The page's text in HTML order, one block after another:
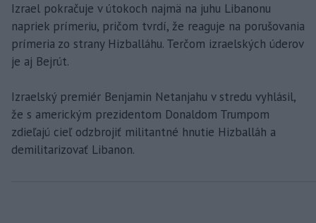
Izrael pokračuje v útokoch najmä na juhu Libanonu
napriek prímeriu, pričom tvrdí, že reaguje na porušovania
prímeria zo strany Hizballáhu. Terčom izraelských úderov
je aj Bejrút.
Izraelský premiér Benjamin Netanjahu v stredu vyhlásil,
že s americkým prezidentom Donaldom Trumpom
zdieľajú cieľ odzbrojiť militantné hnutie Hizballáh a
demilitarizovať Libanon.